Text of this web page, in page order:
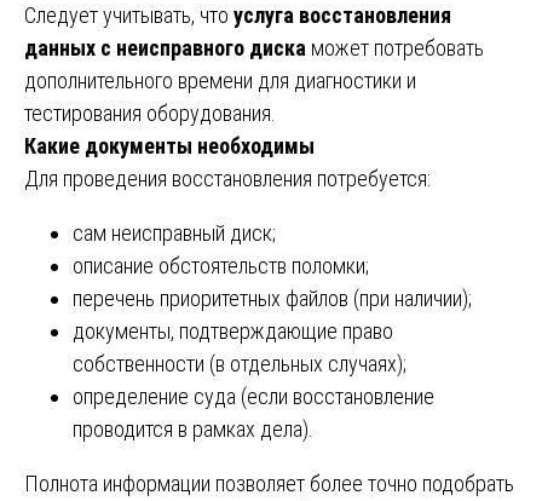
Следует учитывать, что услуга восстановления
данных с неисправного диска может потребовать
дополнительного времени для диагностики и
тестирования оборудования.
Какие документы необходимы
Для проведения восстановления потребуется:
сам неисправный диск;
описание обстоятельств поломки;
перечень приоритетных файлов (при наличии);
документы, подтверждающие право
собственности (в отдельных случаях);
определение суда (если восстановление
проводится в рамках дела).
Полнота информации позволяет более точно подобрать